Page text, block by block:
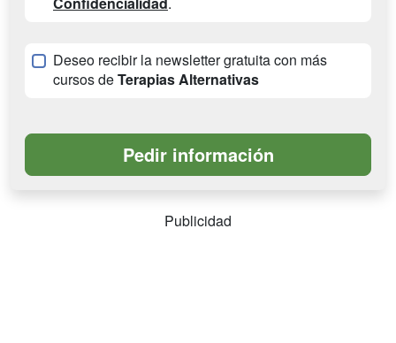
Deseo recibir la newsletter gratuita con más
cursos deTerapias Alternativas
Publicidad